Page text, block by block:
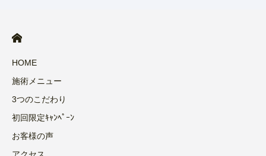
HOME
施術メニュー
3つのこだわり
初回限定ｷｬﾝﾍﾟｰﾝ
お客様の声